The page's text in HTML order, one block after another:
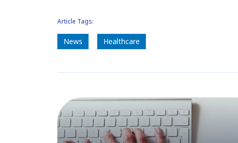
Article Tags:
News Healthcare